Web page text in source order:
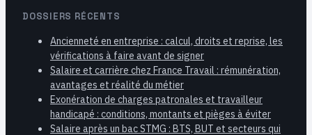
DOSSIERS RÉCENTS
Ancienneté en entreprise : calcul, droits et reprise, les
vérifications à faire avant de signer
Salaire et carrière chez France Travail : rémunération,
avantages et réalité du métier
Exonération de charges patronales et travailleur
handicapé : conditions, montants et pièges à éviter
Salaire après un bac STMG : BTS, BUT et secteurs qui